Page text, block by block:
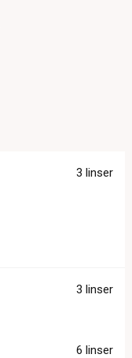
3 linser
3 linser
6 linser